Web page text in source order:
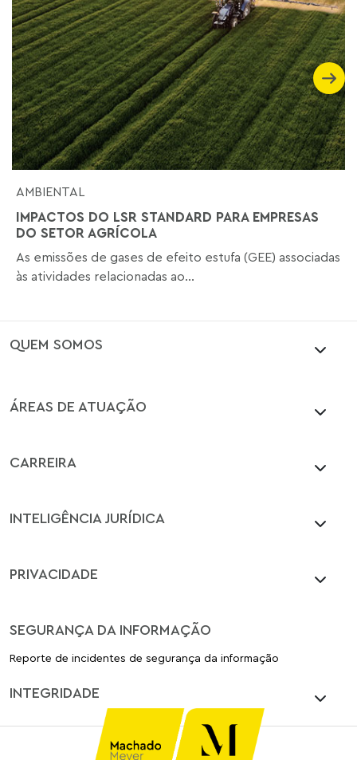
AMBIENTAL
IMPACTOS DO LSR STANDARD PARA EMPRESAS
DO SETOR AGRÍCOLA
As emissões de gases de efeito estufa (GEE) associadas
às atividades relacionadas ao...
QUEM SOMOS
ÁREAS DE ATUAÇÃO
CARREIRA
INTELIGÊNCIA JURÍDICA
PRIVACIDADE
SEGURANÇA DA INFORMAÇÃO
Reporte de incidentes de segurança da informação
INTEGRIDADE